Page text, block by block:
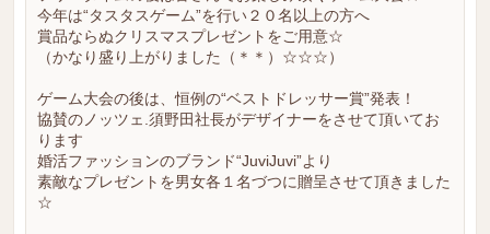
今年は“タスタスゲーム”を行い２０名以上の方へ
賞品ならぬクリスマスプレゼントをご用意☆
（かなり盛り上がりました（＊＊）☆☆☆）
ゲーム大会の後は、恒例の“ベストドレッサー賞”発表！
協賛のノッツェ.須野田社長がデザイナーをさせて頂いてお
ります
婚活ファッションのブランド“JuviJuvi”より
素敵なプレゼントを男女各１名づつに贈呈させて頂きました
☆